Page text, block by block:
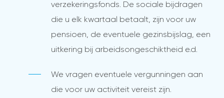
verzekeringsfonds. De sociale bijdragen
die u elk kwartaal betaalt, zijn voor uw
pensioen, de eventuele gezinsbijslag, een
uitkering bij arbeidsongeschiktheid e.d.
We vragen eventuele vergunningen aan
die voor uw activiteit vereist zijn.